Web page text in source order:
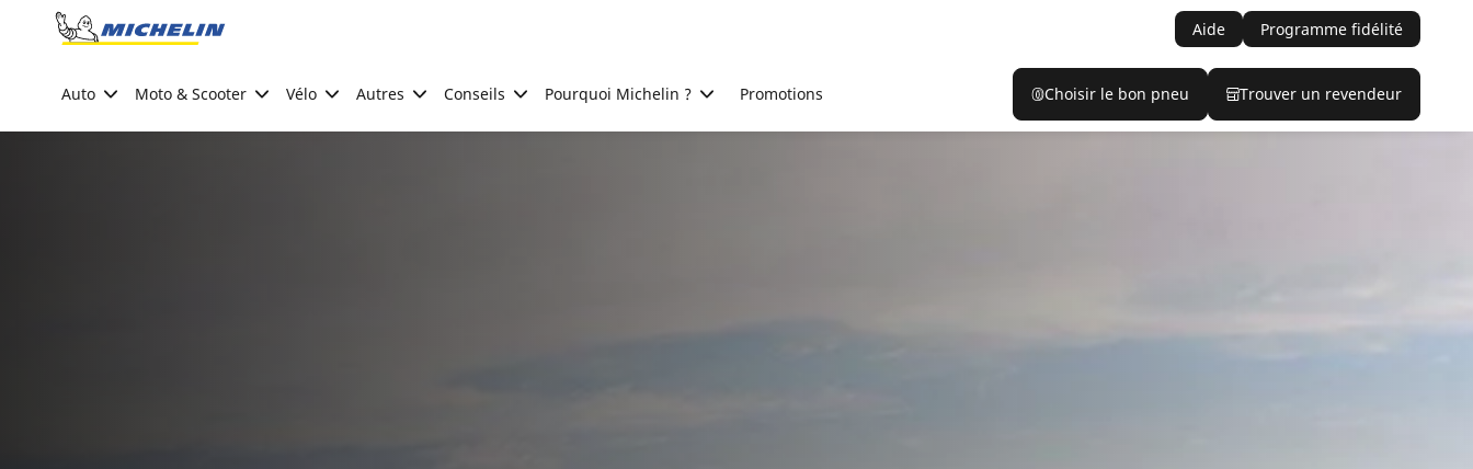
Go to page content
Aide Programme fidélité
Auto Moto & Scooter Vélo Autres Conseils Pourquoi Michelin ? Promotions Choisir le bon pneu Trouver un revendeur